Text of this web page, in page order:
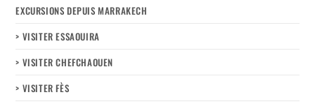
EXCURSIONS DEPUIS MARRAKECH
> VISITER ESSAOUIRA
> VISITER CHEFCHAOUEN
> VISITER FÈS